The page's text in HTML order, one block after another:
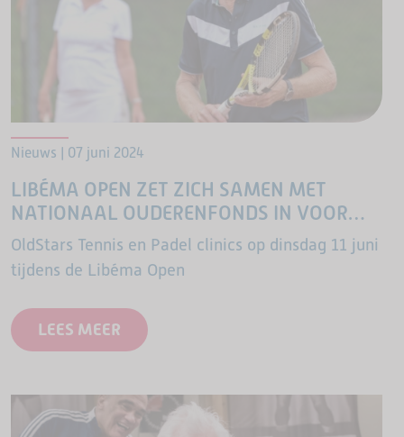
Nieuws | 07 juni 2024
LIBÉMA OPEN ZET ZICH SAMEN MET
NATIONAAL OUDERENFONDS IN VOOR
SENIOREN EN SPORT
OldStars Tennis en Padel clinics op dinsdag 11 juni
tijdens de Libéma Open
LEES MEER